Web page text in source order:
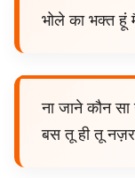
भोले का भक्‍त हूं
ना जाने कौन
बस तू ही तू